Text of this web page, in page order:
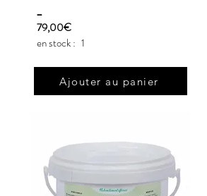
_
79,00€
en stock : 1
Ajouter au panier